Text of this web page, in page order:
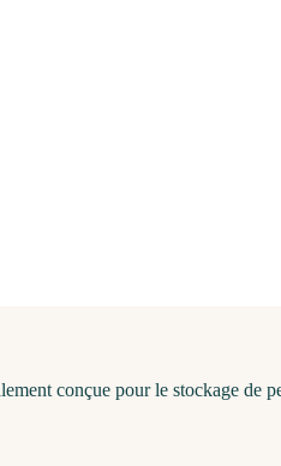
conçue pour le stockage de